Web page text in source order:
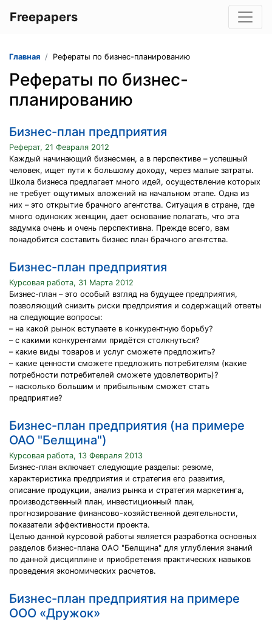
Freepapers
Главная Рефераты по бизнес-планированию
Рефераты по бизнес-
планированию
Бизнес-план предприятия
Реферат, 21 Февраля 2012
Каждый начинающий бизнесмен, а в перспективе – успешный
человек, ищет пути к большому доходу, через малые затраты.
Школа бизнеса предлагает много идей, осуществление которых
не требует ощутимых вложений на начальном этапе. Одна из
них – это открытие брачного агентства. Ситуация в стране, где
много одиноких женщин, дает основание полагать, что эта
задумка очень и очень перспективна. Прежде всего, вам
понадобится составить бизнес план брачного агентства.
Бизнес-план предприятия
Курсовая работа, 31 Марта 2012
Бизнес-план – это особый взгляд на будущее предприятия,
позволяющий снизить риски предприятия и содержащий ответы
на следующие вопросы:
– на какой рынок вступаете в конкурентную борьбу?
– с какими конкурентами придётся столкнуться?
– какие виды товаров и услуг сможете предложить?
– какие ценности сможете предложить потребителям (какие
потребности потребителей сможете удовлетворить)?
– насколько большим и прибыльным сможет стать
предприятие?
Бизнес-план предприятия (на примере
ОАО "Белщина")
Курсовая работа, 13 Февраля 2013
Бизнес-план включает следующие разделы: резюме,
характеристика предприятия и стратегия его развития,
описание продукции, анализ рынка и стратегия маркетинга,
производственный план, инвестиционный план,
прогнозирование финансово-хозяйственной деятельности,
показатели эффективности проекта.
Целью данной курсовой работы является разработка основных
разделов бизнес-плана ОАО "Белщина" для углубления знаний
по данной дисциплине и приобретения практических навыков
проведения экономических расчетов.
Бизнес-план предприятия на примере
ООО «Дружок»